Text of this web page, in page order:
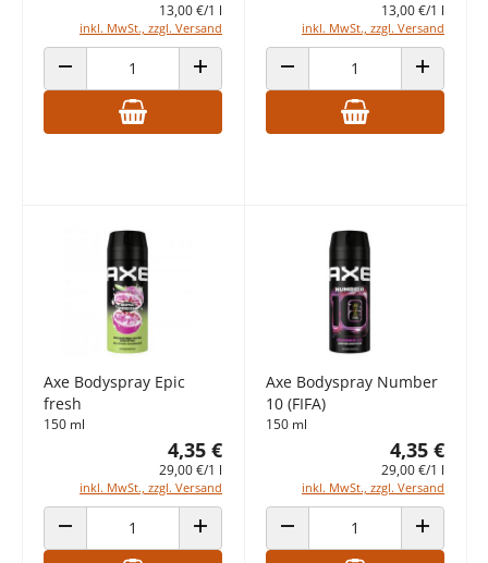
13,00 €/1 l
inkl. MwSt., zzgl. Versand
ANZAHL VERRINGERN ANZAHL ERHÖHEN
13,00 €/1 l
inkl. MwSt., zzgl. Versand
ANZAHL VERRINGERN ANZAHL
Axe Bodyspray Epic
fresh
150 ml
4,35 €
29,00 €/1 l
inkl. MwSt., zzgl. Versand
ANZAHL VERRINGERN ANZAHL ERHÖHEN
Axe Bodyspray Number
10 (FIFA)
150 ml
4,35 €
29,00 €/1 l
inkl. MwSt., zzgl. Versand
ANZAHL VERRINGERN ANZAHL